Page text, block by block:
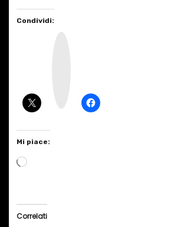
Condividi:
Mi piace:
C
Correlati